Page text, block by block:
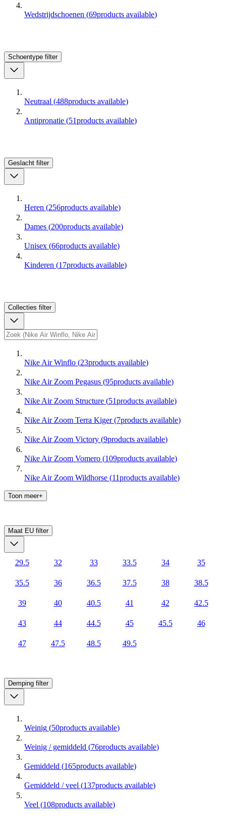
Wedstrijdschoenen (69products available)
Schoentype filter
Neutraal (488products available)
Antipronatie (51products available)
Geslacht filter
Heren (256products available)
Dames (200products available)
Unisex (66products available)
Kinderen (17products available)
Collecties filter
Nike Air Winflo (23products available)
Nike Air Zoom Pegasus (95products available)
Nike Air Zoom Structure (51products available)
Nike Air Zoom Terra Kiger (7products available)
Nike Air Zoom Victory (9products available)
Nike Air Zoom Vomero (109products available)
Nike Air Zoom Wildhorse (11products available)
Toon meer+
Maat EU filter
29.5 32 33 33.5 34 35
35.5 36 36.5 37.5 38 38.5
39 40 40.5 41 42 42.5
43 44 44.5 45 45.5 46
47 47.5 48.5 49.5
Demping filter
Weinig (50products available)
Weinig / gemiddeld (76products available)
Gemiddeld (165products available)
Gemiddeld / veel (137products available)
Veel (108products available)